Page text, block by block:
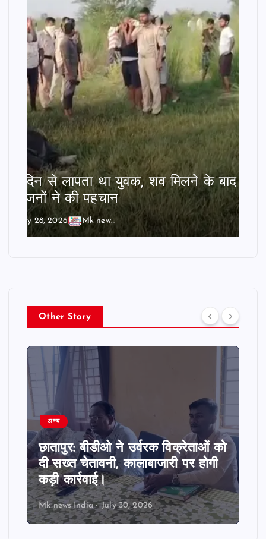
दो दिन से लापता था युवक, शव मिलने के बाद
परिजनों ने की पहचान
July 28, 2026 Mk news India
Other Story
अन्य
छातापुर: बीडीओ ने उर्वरक विक्रेताओं को
दी सख्त चेतावनी, कालाबाजारी पर होगी
कड़ी कार्रवाई।
Mk news India July 30, 2026